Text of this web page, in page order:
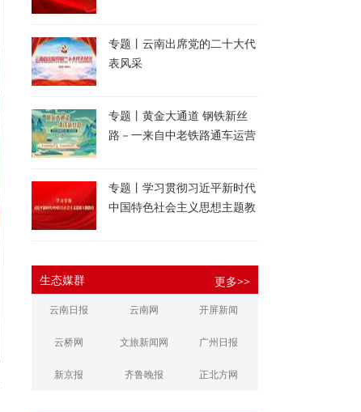
专题丨云南出席党的二十大代
表风采
专题丨黄金大通道 钢铁新丝
路－一来自中老铁路通车运营
专题丨学习贯彻习近平新时代
中国特色社会主义思想主题教
生态媒群 更多>>
云南日报 云南网 开屏新闻
云桥网 文旅新闻网 广州日报
新京报 齐鲁晚报 正北方网